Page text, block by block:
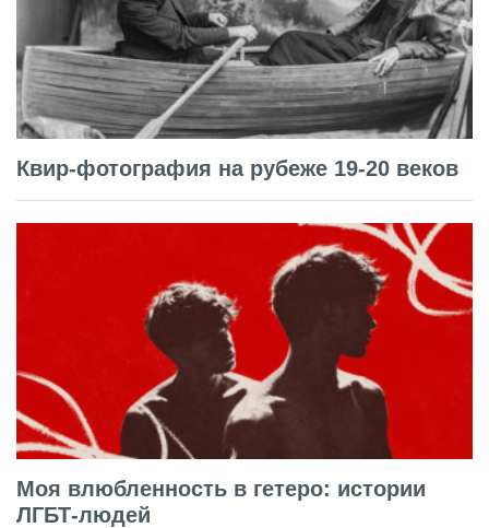
Квир-фотография на рубеже 19-20 веков
Моя влюбленность в гетеро: истории
ЛГБТ-людей